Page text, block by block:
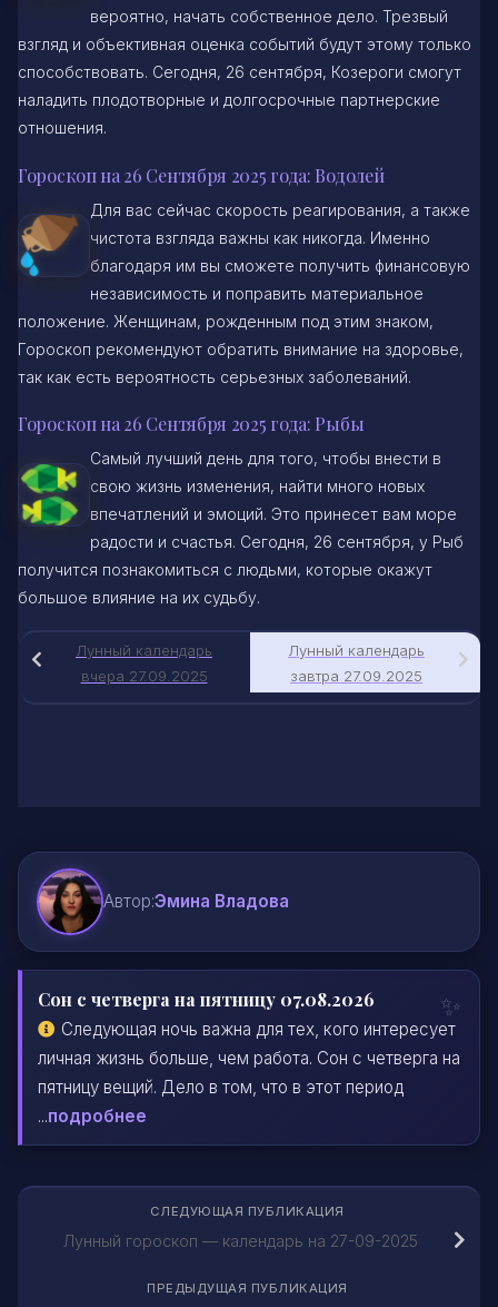
вероятно, начать собственное дело. Трезвый
взгляд и объективная оценка событий будут этому только
способствовать. Сегодня, 26 сентября, Козероги смогут
наладить плодотворные и долгосрочные партнерские
отношения.
Гороскоп на 26 Сентября 2025 года: Водолей
Для вас сейчас скорость реагирования, а также
чистота взгляда важны как никогда. Именно
благодаря им вы сможете получить финансовую
независимость и поправить материальное
положение. Женщинам, рожденным под этим знаком,
Гороскоп рекомендуют обратить внимание на здоровье,
так как есть вероятность серьезных заболеваний.
Гороскоп на 26 Сентября 2025 года: Рыбы
Самый лучший день для того, чтобы внести в
свою жизнь изменения, найти много новых
впечатлений и эмоций. Это принесет вам море
радости и счастья. Сегодня, 26 сентября, у Рыб
получится познакомиться с людьми, которые окажут
большое влияние на их судьбу.
Лунный календарь
завтра 27.09.2025
Лунный календарь
вчера 27.09.2025
Автор:Эмина Владова
Сон с четверга на пятницу 07.08.2026
Следующая ночь важна для тех, кого интересует
личная жизнь больше, чем работа. Сон с четверга на
пятницу вещий. Дело в том, что в этот период
...подробнее
СЛЕДУЮЩАЯ ПУБЛИКАЦИЯ
Лунный гороскоп — календарь на 27-09-2025
ПРЕДЫДУЩАЯ ПУБЛИКАЦИЯ